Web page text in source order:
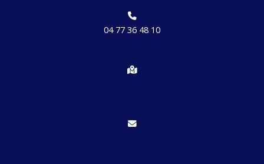
04 77 36 48 10